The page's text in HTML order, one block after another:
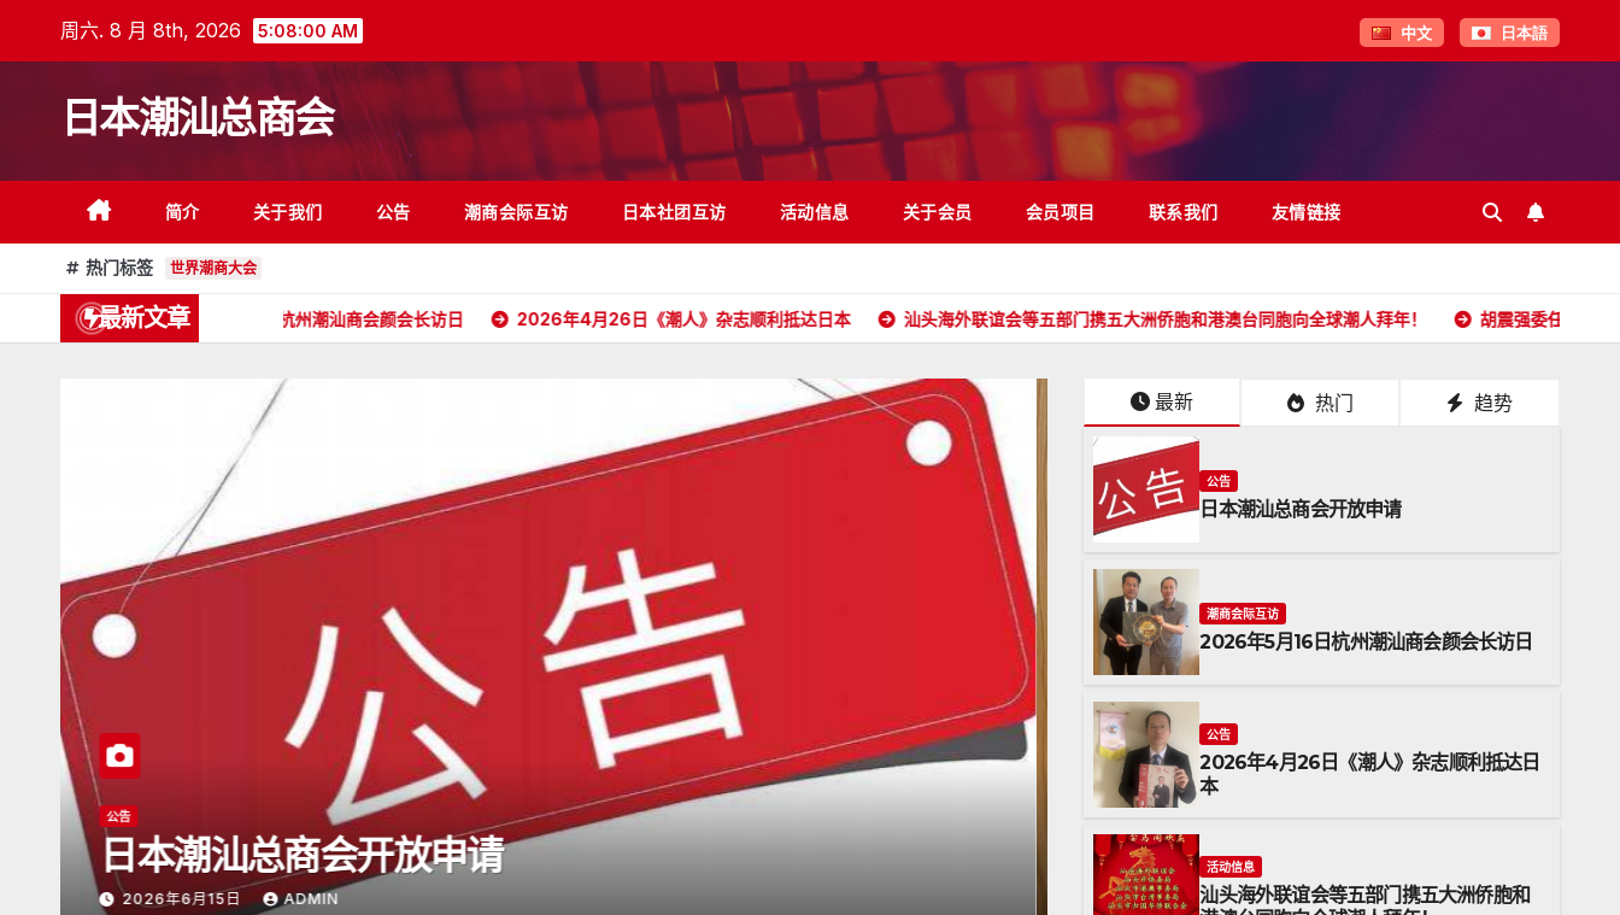
周六. 8 月 8th, 2026 5:08:01 AM 中文 日本語
日本潮汕总商会
简介 关于我们 公告 潮商会际互访 日本社团互访 活动信息 关于会员 会员项目 联系我们 友情链接
热门标签 世界潮商大会
最新文章
2026年5月16日杭州潮汕商会颜会长访日 2026年4月26日《潮人》杂志顺利抵达日本 汕头海外联谊会等五部门携五大洲侨胞和港澳台同胞向全球潮人拜年！ 胡震强委任状 日本潮
潮商会际互访
2026年5月16日杭州潮汕商会颜会长访日
2026年5月17日 ADMIN
2026年4月26日《潮人》杂志
2026年4月26日 ADMIN
最新 热门 趋势
公告
日本潮汕总商会开放申请
潮商会际互访
2026年5月16日杭州潮汕商会颜会长访日
公告
2026年4月26日《潮人》杂志顺利抵达日
本
活动信息
汕头海外联谊会等五部门携五大洲侨胞和